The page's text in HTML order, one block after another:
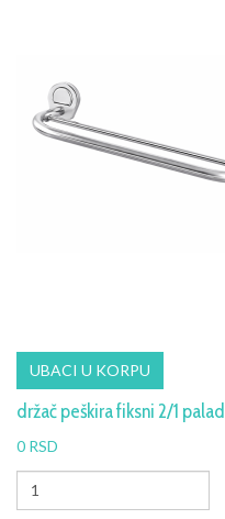
držač peškira fiksni 2/1
0 RSD